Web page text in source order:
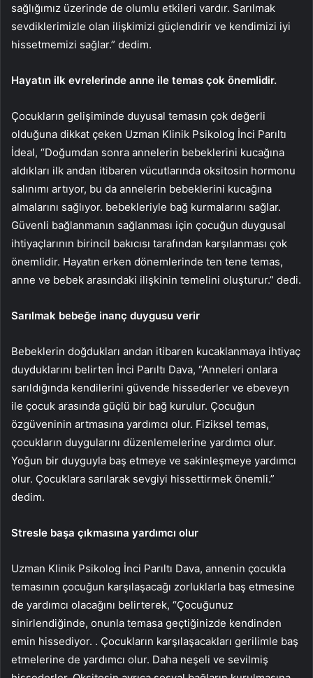
sağlığımız üzerinde de olumlu etkileri vardır. Sarılmak
sevdiklerimizle olan ilişkimizi güçlendirir ve kendimizi iyi
hissetmemizi sağlar.” dedim.
Hayatın ilk evrelerinde anne ile temas çok önemlidir.
Çocukların gelişiminde duyusal temasın çok değerli
olduğuna dikkat çeken Uzman Klinik Psikolog İnci Parıltı
İdeal, “Doğumdan sonra annelerin bebeklerini kucağına
aldıkları ilk andan itibaren vücutlarında oksitosin hormonu
salınımı artıyor, bu da annelerin bebeklerini kucağına
almalarını sağlıyor. bebekleriyle bağ kurmalarını sağlar.
Güvenli bağlanmanın sağlanması için çocuğun duygusal
ihtiyaçlarının birincil bakıcısı tarafından karşılanması çok
önemlidir. Hayatın erken dönemlerinde ten tene temas,
anne ve bebek arasındaki ilişkinin temelini oluşturur.” dedi.
Sarılmak bebeğe inanç duygusu verir
Bebeklerin doğdukları andan itibaren kucaklanmaya ihtiyaç
duyduklarını belirten İnci Parıltı Dava, “Anneleri onlara
sarıldığında kendilerini güvende hissederler ve ebeveyn
ile çocuk arasında güçlü bir bağ kurulur. Çocuğun
özgüveninin artmasına yardımcı olur. Fiziksel temas,
çocukların duygularını düzenlemelerine yardımcı olur.
Yoğun bir duyguyla baş etmeye ve sakinleşmeye yardımcı
olur. Çocuklara sarılarak sevgiyi hissettirmek önemli.”
dedim.
Stresle başa çıkmasına yardımcı olur
Uzman Klinik Psikolog İnci Parıltı Dava, annenin çocukla
temasının çocuğun karşılaşacağı zorluklarla baş etmesine
de yardımcı olacağını belirterek, “Çocuğunuz
sinirlendiğinde, onunla temasa geçtiğinizde kendinden
emin hissediyor. . Çocukların karşılaşacakları gerilimle baş
etmelerine de yardımcı olur. Daha neşeli ve sevilmiş